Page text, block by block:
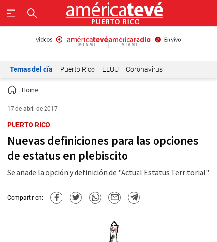
Temas del día Puerto Rico EEUU Coronavirus
Home
17 de abril de 2017
PUERTO RICO
Nuevas definiciones para las opciones
de estatus en plebiscito
Se añade la opción y definición de "Actual Estatus Territorial".
Compartir en: